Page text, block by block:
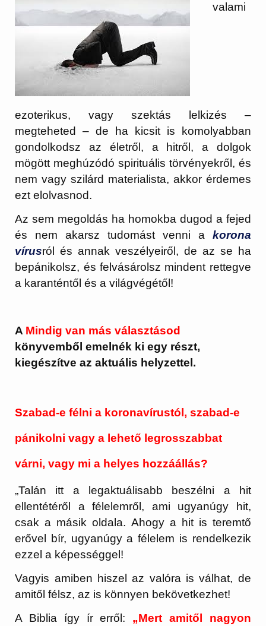
valami
ezoterikus, vagy szektás lelkizés –
megteheted – de ha kicsit is komolyabban
gondolkodsz az életről, a hitről, a dolgok
mögött meghúzódó spirituális törvényekről, és
nem vagy szilárd materialista, akkor érdemes
ezt elolvasnod.
Az sem megoldás ha homokba dugod a fejed
és nem akarsz tudomást venni a korona
vírusról és annak veszélyeiről, de az se ha
bepánikolsz, és felvásárolsz mindent rettegve
a karanténtől és a világvégétől!
A Mindig van más választásod
könyvemből emelnék ki egy részt,
kiegészítve az aktuális helyzettel.
Szabad-e félni a koronavírustól, szabad-e
pánikolni vagy a lehető legrosszabbat
várni, vagy mi a helyes hozzáállás?
„Talán itt a legaktuálisabb beszélni a hit
ellentétéről a félelemről, ami ugyanúgy hit,
csak a másik oldala. Ahogy a hit is teremtő
erővel bír, ugyanúgy a félelem is rendelkezik
ezzel a képességgel!
Vagyis amiben hiszel az valóra is válhat, de
amitől félsz, az is könnyen bekövetkezhet!
A Biblia így ír erről: „Mert amitől nagyon